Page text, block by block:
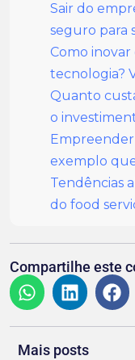
Sair do
seguro para
Como
tecnologia?
Quanto
o
exemplo
Tendências
do food
Compartilhe este
Mais posts